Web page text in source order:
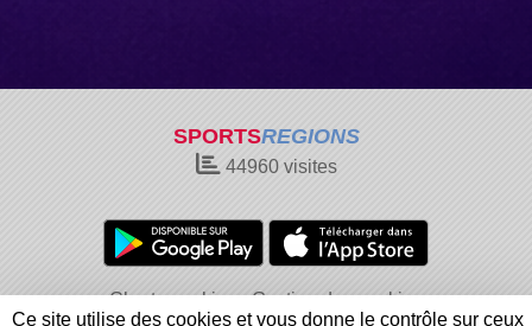
SPORTSREGIONS
44960visites
Charte cookies
Gestion des cookies
Ce site utilise des cookies et vous donne le contrôle sur ceux